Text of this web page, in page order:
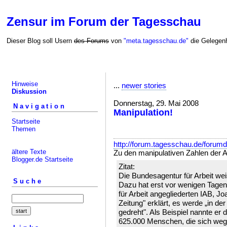
Zensur im Forum der Tagesschau
Dieser Blog soll Usern des Forums von "meta.tagesschau.de" die
Hinweise
Diskussion
Navigation
Startseite
Themen
ältere Texte
Blogger.de Startseite
Suche
... newer stories
Donnerstag, 29. Mai 2008
Manipulation!
http://forum.tagesschau.de/
Zu den manipulativen Zahlen der
Zitat:
Die Bundesagentur für Arbeit
Dazu hat erst vor wenigen
für Arbeit angegliederten IAB,
Zeitung" erklärt, es werde „in
gedreht". Als Beispiel nannte er
625.000 Menschen, die sich